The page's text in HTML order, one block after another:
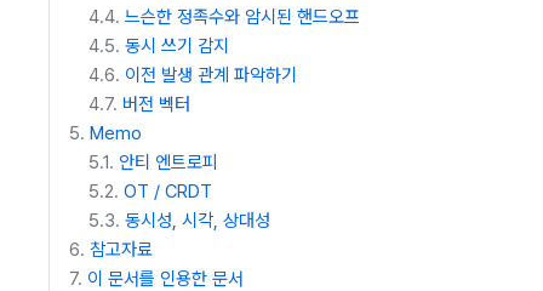
느슨한 정족수와 암시된 핸드오프
동시 쓰기 감지
이전 발생 관계 파악하기
버전 벡터
Memo
안티 엔트로피
OT / CRDT
동시성, 시각, 상대성
참고자료
이 문서를 인용한 문서